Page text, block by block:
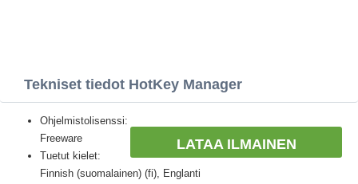
Tekniset tiedot HotKey Manager
LATAA ILMAINEN
Ohjelmistolisenssi:
Freeware
Tuetut kielet:
Finnish (suomalainen) (fi), Englanti